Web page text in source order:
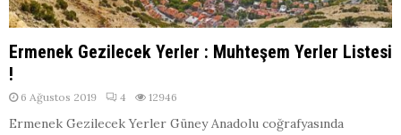
Ermenek Gezilecek Yerler : Muhteşem Yerler Listesi
!
6 Ağustos 2019 4 12946
Ermenek Gezilecek Yerler Güney Anadolu coğrafyasında